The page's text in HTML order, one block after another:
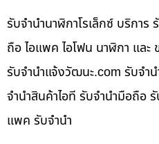
รับจำนำนาฬิกาโรเล็กซ์ บริการ
ถือ ไอแพค ไอโฟน นาฬิกา และ
รับจํานําแจ้งวัฒนะ.com รับจำ
จำนำสินค้าไอที รับจำนำมือถือ
แพค รับจำนำ